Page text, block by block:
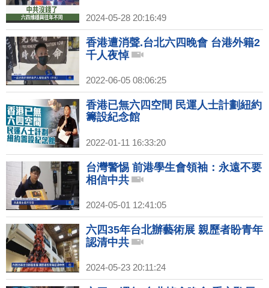
2024-05-28 20:16:49
香港遭消聲.台北六四晚會 台港外籍2
千人夜悼
2022-06-05 08:06:25
香港已無六四空間 民運人士計劃紐約
籌設紀念館
2022-01-11 16:33:20
台灣警惕 前港學生會領袖：永遠不要
相信中共
2024-05-01 12:41:05
六四35年台北辦藝術展 親歷者盼青年
認清中共
2024-05-23 20:11:24